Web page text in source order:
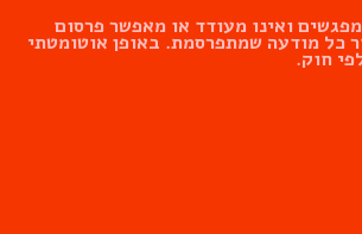
מפגשים ואינו מעודד או מאפשר פרסום
כל מודעה שמתפרסמת. באופן אוטומטתי
חוק.